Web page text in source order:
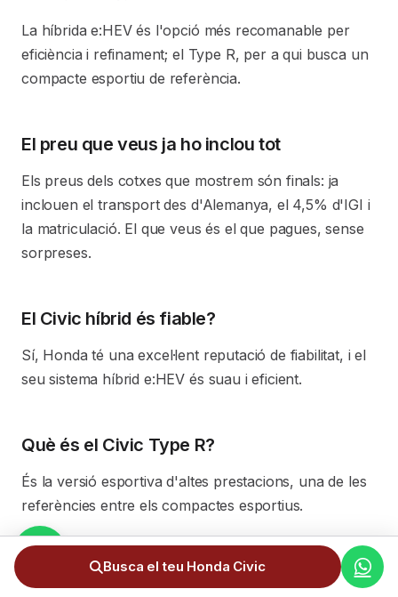
La híbrida e:HEV és l'opció més recomanable per
eficiència i refinament; el Type R, per a qui busca un
compacte esportiu de referència.
El preu que veus ja ho inclou tot
Els preus dels cotxes que mostrem són finals: ja
inclouen el transport des d'Alemanya, el 4,5% d'IGI i
la matriculació. El que veus és el que pagues, sense
sorpreses.
El Civic híbrid és fiable?
Sí, Honda té una excel·lent reputació de fiabilitat, i el
seu sistema híbrid e:HEV és suau i eficient.
Què és el Civic Type R?
És la versió esportiva d'altes prestacions, una de les
referències entre els compactes esportius.
S'ha d'endollar l'híbrid?
Busca el teu Honda Civic